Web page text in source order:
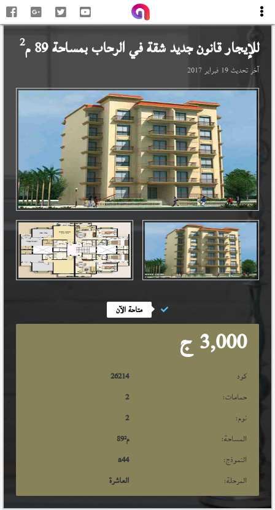
للإيجار قانون جديد شقة فيالرحاببمساحة 89 م 2
آخر تحديث19 فبراير 2017
متاحة الآن
3,000 ج
كود
26214
حمامات:
2
نوم:
2
المساحة:
89م²
النموذج:
a44
المرحلة:
العاشرة